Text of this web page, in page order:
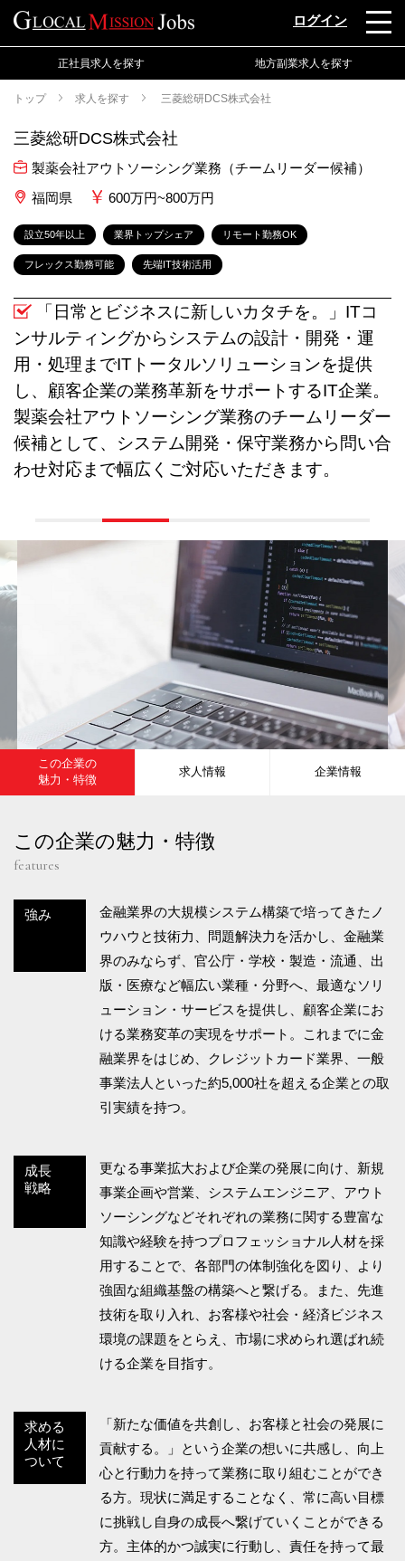
ログイン
正社員求人を探す 地方副業求人を探す
トップ 求人を探す 三菱総研DCS株式会社
三菱総研DCS株式会社
製薬会社アウトソーシング業務（チームリーダー候補）
福岡県
600万円~800万円
設立50年以上 業界トップシェア リモート勤務OK
フレックス勤務可能 先端IT技術活用
「日常とビジネスに新しいカタチを。」ITコ
ンサルティングからシステムの設計・開発・運
用・処理までITトータルソリューションを提供
し、顧客企業の業務革新をサポートするIT企業。
製薬会社アウトソーシング業務のチームリーダー
候補として、システム開発・保守業務から問い合
わせ対応まで幅広くご対応いただきます。
この企業の
魅力・特徴
求人情報 企業情報
この企業の魅力・特徴
features
強み
金融業界の大規模システム構築で培ってきたノ
ウハウと技術力、問題解決力を活かし、金融業
界のみならず、官公庁・学校・製造・流通、出
版・医療など幅広い業種・分野へ、最適なソリ
ューション・サービスを提供し、顧客企業にお
ける業務変革の実現をサポート。これまでに金
融業界をはじめ、クレジットカード業界、一般
事業法人といった約5,000社を超える企業との取
引実績を持つ。
成長
戦略
更なる事業拡大および企業の発展に向け、新規
事業企画や営業、システムエンジニア、アウト
ソーシングなどそれぞれの業務に関する豊富な
知識や経験を持つプロフェッショナル人材を採
用することで、各部門の体制強化を図り、より
強固な組織基盤の構築へと繋げる。また、先進
技術を取り入れ、お客様や社会・経済ビジネス
環境の課題をとらえ、市場に求められ選ばれ続
ける企業を目指す。
求める
人材に
ついて
「新たな価値を共創し、お客様と社会の発展に
貢献する。」という企業の想いに共感し、向上
心と行動力を持って業務に取り組むことができ
る方。現状に満足することなく、常に高い目標
に挑戦し自身の成長へ繋げていくことができる
方。主体的かつ誠実に行動し、責任を持って最